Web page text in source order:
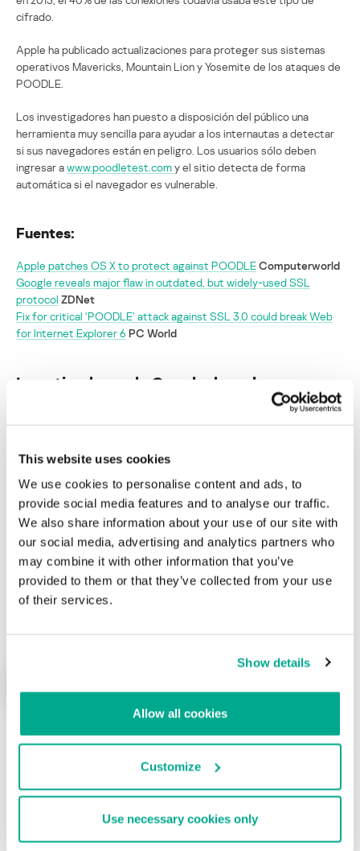
This website uses cookies
We use cookies to personalise content and ads, to
provide social media features and to analyse our traffic.
We also share information about your use of our site with
our social media, advertising and analytics partners who
may combine it with other information that you’ve
provided to them or that they’ve collected from your use
of their services.
Show details
Allow all cookies
Customize
Use necessary cookies only
cifrado.
Apple ha publicado actualizaciones para proteger sus sistemas
operativos Mavericks, Mountain Lion y Yosemite de los ataques de
POODLE.
Los investigadores han puesto a disposición del público una
herramienta muy sencilla para ayudar a los internautas a detectar
si sus navegadores están en peligro. Los usuarios sólo deben
ingresar awww.poodletest.comy el sitio detecta de forma
automática si el navegador es vulnerable.
Fuentes:
Apple patches OS X to protect against POODLEComputerworld
Google reveals major flaw in outdated, but widely-used SSL
protocol ZDNet
Fix for critical ‘POODLE’ attack against SSL 3.0 could break Web
for Internet Explorer 6 PC World
Investigadores de Google descubren una
vulnerabilidad en SSL 3.0 y el modo de
Su dirección de correo electrónico no será publicada.
Nombre*
ÚLTIMAS PUBLICACIONES